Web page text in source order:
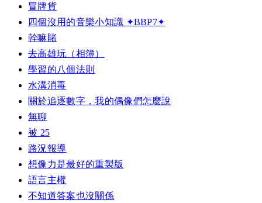
冒牌貨
四個沒用的音樂小知識 ✦BBP7✦
幹嘛賭
去高雄玩（相簿）
學習的八個法則
水溝消毒
關於追逐數字，我的偶像們怎麼說
無聊
被 25
路況報導
想像力是最好的重製版
語言主權
不知道答案也沒關係